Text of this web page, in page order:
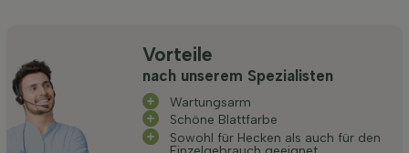
Vorteile
nach unserem Spezialisten
Wartungsarm
Schöne Blattfarbe
Sowohl für Hecken als auch für den